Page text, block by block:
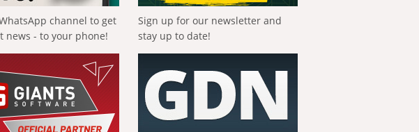
channel to get
news - to your phone!
Sign up for our newsletter and
stay up to date!